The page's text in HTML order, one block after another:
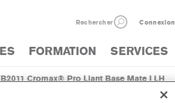
Rechercher Connexion
FORMATION SERVICES
Cromax® Pro Liant Base Mate I LH